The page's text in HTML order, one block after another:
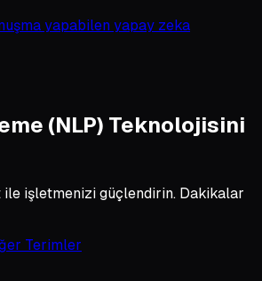
yapabilen yapay zeka
(NLP) Teknolojisini
ile işletmenizi güçlendirin. Dakikalar
Terimler